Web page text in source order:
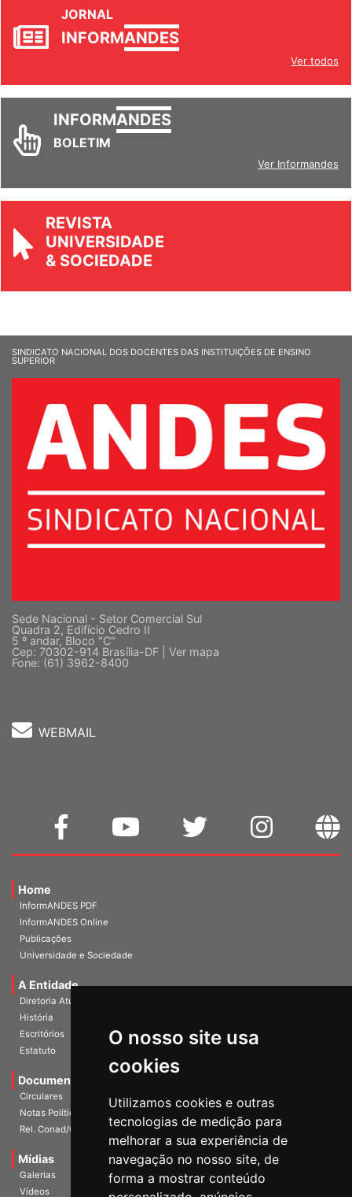
O nosso site usa
cookies
Utilizamos cookies e outras
tecnologias de medição para
melhorar a sua experiência de
navegação no nosso site, de
forma a mostrar conteúdo
JORNAL
INFORMANDES
Ver todos
INFORMANDES
BOLETIM
Ver Informandes
REVISTA
UNIVERSIDADE
& SOCIEDADE
SINDICATO NACIONAL DOS DOCENTES DAS INSTITUIÇÕES DE ENSINO
SUPERIOR
Sede Nacional - Setor Comercial Sul
Quadra 2, Edifício Cedro II
5 º andar, Bloco "C"
Cep: 70302-914 Brasília-DF | Ver mapa
Fone: (61) 3962-8400
WEBMAIL
Home
InformANDES PDF
InformANDES Online
Publicações
Universidade e Sociedade
A Entidade
Diretoria Atual
História
Escritórios
Estatuto
Documentos
Circulares
Notas Políticas
Rel. Conad/Congresso
Mídias
Galerias
Vídeos